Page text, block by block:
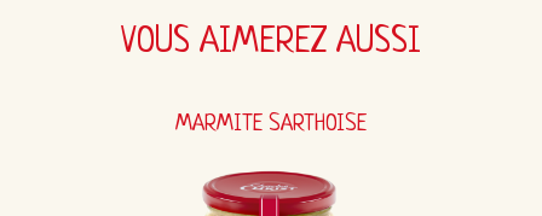
VOUS AIMEREZ AUSSI
MARMITE SARTHOISE